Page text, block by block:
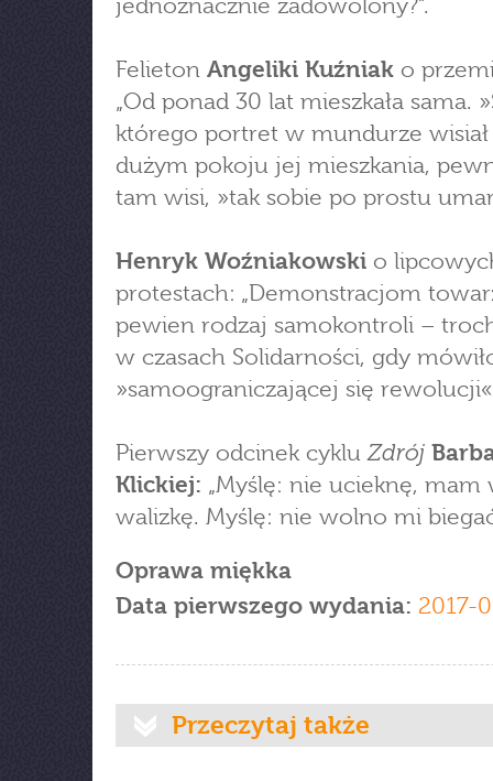
jednoznacznie zadowolony?”.
Felieton Angeliki Kuźniak o
„Od ponad 30 lat mieszkała sama.
którego portret w mundurze
dużym pokoju jej mieszkania,
tam wisi, »tak sobie po prostu
Henryk Woźniakowski o
protestach: „Demonstracjom
pewien rodzaj samokontroli –
w czasach Solidarności, gdy
»samoograniczającej się
Pierwszy odcinek cykluZdrój
Klickiej: „Myślę: nie ucieknę, mam
walizkę. Myślę: nie wolno mi
Oprawa miękka
Data pierwszego wydania: 2017-
Przeczytaj także